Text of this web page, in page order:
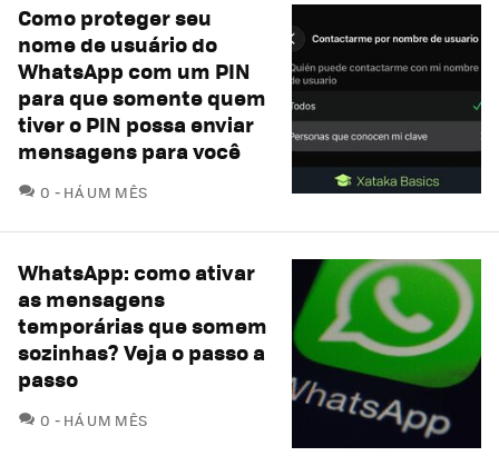
Como proteger seu
nome de usuário do
WhatsApp com um PIN
para que somente quem
tiver o PIN possa enviar
mensagens para você
0 COMENTÁRIOS
HÁ UM MÊS
WhatsApp: como ativar
as mensagens
temporárias que somem
sozinhas? Veja o passo a
passo
0 COMENTÁRIOS
HÁ UM MÊS